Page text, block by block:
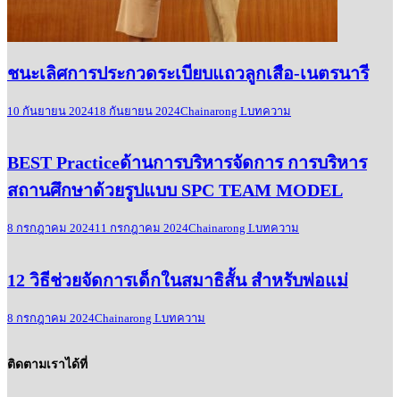
ชนะเลิศการประกวดระเบียบแถวลูกเสือ-เนตรนารี
10 กันยายน 202418 กันยายน 2024Chainarong Lบทความ
BEST Practiceด้านการบริหารจัดการ การบริหาร
สถานศึกษาด้วยรูปแบบ SPC TEAM MODEL
8 กรกฎาคม 202411 กรกฎาคม 2024Chainarong Lบทความ
12 วิธีช่วยจัดการเด็กในสมาธิสั้น สำหรับพ่อแม่
8 กรกฎาคม 2024Chainarong Lบทความ
ติดตามเราได้ที่